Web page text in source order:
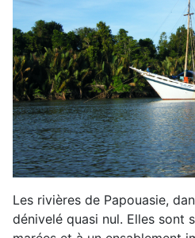
Les rivières de Papouasie,
dénivelé quasi nul. Elles sont